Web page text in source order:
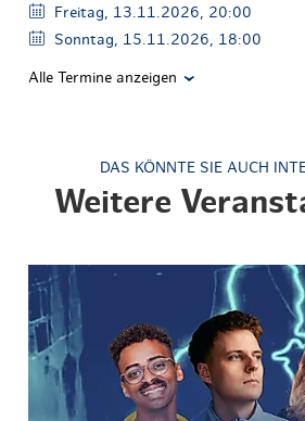
Freitag, 13.11.2026, 20:00
Sonntag, 15.11.2026, 18:00
Alle Termine anzeigen
DAS KÖNNTE SIE AUCH
Weitere